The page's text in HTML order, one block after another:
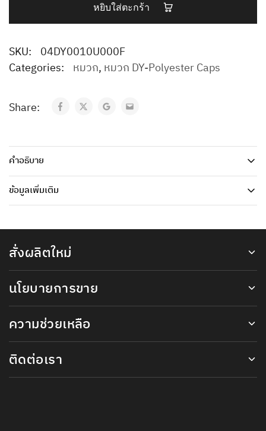
หยิบใส่ตะกร้า
SKU: 04DY0010U000F
Categories: หมวก, หมวก DY-Polyester Caps
Share:
คำอธิบาย
ข้อมูลเพิ่มเติม
สั่งผลิตใหม่
นโยบายการขาย
ความช่วยเหลือ
ติดต่อเรา